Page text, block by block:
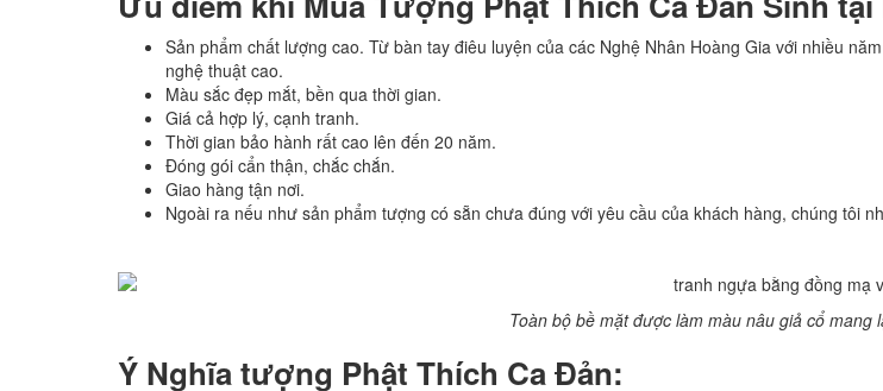
Sản phẩm chất lượng cao. Từ bàn tay điêu luyện của các Nghệ Nhân Hoàng Gia với nhiều
nghệ thuật cao.
Màu sắc đẹp mắt, bền qua thời gian.
Giá cả hợp lý, cạnh tranh.
Thời gian bảo hành rất cao lên đến 20 năm.
Đóng gói cẩn thận, chắc chắn.
Giao hàng tận nơi.
Ngoài ra nếu như sản phẩm tượng có sẵn chưa đúng với yêu cầu của khách hàng, chúng tôi
Toàn bộ bề mặt được làm màu nâu giả cổ mang
Ý Nghĩa tượng Phật Thích Ca Đản: